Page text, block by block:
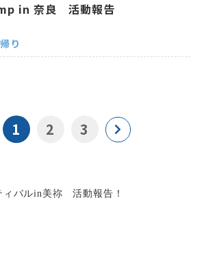
in 奈良 活動報告
り
1 2 3